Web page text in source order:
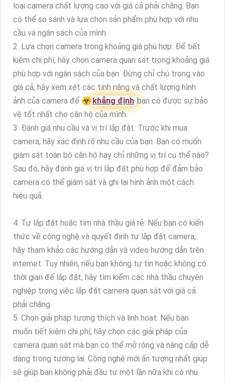
loại camera chất lượng cao với giá cả phải chăng. Bạn
có thể so sánh và lựa chọn sản phẩm phù hợp với nhu
cầu và ngân sách của mình.
2. Lựa chọn camera trong khoảng giá phù hợp: Để tiết
kiệm chi phí, hãy chọn camera quan sát trong khoảng giá
phù hợp với ngân sách của bạn. Đừng chỉ chú trọng vào
giá cả, hãy xem xét các tính năng và chất lượng hình
ảnh của camera để ☣️ khẳng định bạn có được sự bảo
vệ tốt nhất cho căn hộ của mình.
3. Đánh giá nhu cầu và vị trí lắp đặt: Trước khi mua
camera, hãy xác định rõ nhu cầu của bạn. Bạn có muốn
giám sát toàn bộ căn hộ hay chỉ những vị trí cụ thể nào?
Sau đó, hãy đánh giá vị trí lắp đặt phù hợp để đảm bảo
camera có thể giám sát và ghi lại hình ảnh một cách
hiệu quả.
4. Tự lắp đặt hoặc tìm nhà thầu giá rẻ: Nếu bạn có kiến
thức về công nghệ và quyết định tự lắp đặt camera,
hãy tham khảo các hướng dẫn và video hướng dẫn trên
internet. Tuy nhiên, nếu bạn không tự tin hoặc không có
thời gian để lắp đặt, hãy tìm kiếm các nhà thầu chuyên
nghiệp trong việc lắp đặt camera quan sát với giá cả
phải chăng.
5. Chọn giải pháp tương thích và linh hoạt: Nếu bạn
muốn tiết kiệm chi phí, hãy chọn các giải pháp của
camera quan sát mà bạn có thể mở rộng và nâng cấp dễ
dàng trong tương lai. Công nghệ mới ấn tượng nhất giúp
sẽ giúp bạn không phải đầu tư một lần nữa khi có nhu